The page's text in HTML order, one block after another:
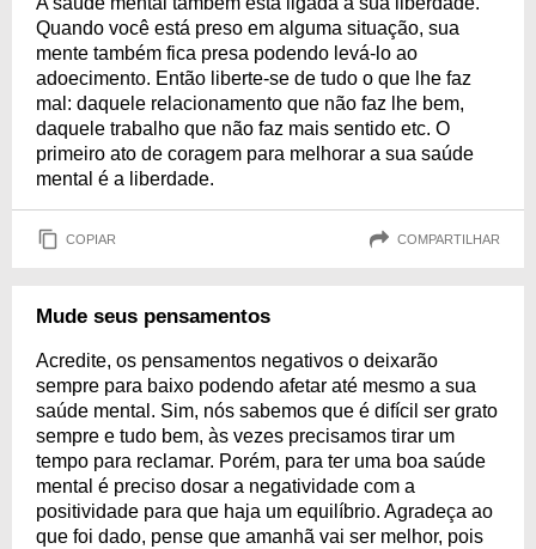
Quando você está preso em alguma situação, sua
mente também fica presa podendo levá-lo ao
adoecimento. Então liberte-se de tudo o que lhe faz
mal: daquele relacionamento que não faz lhe bem,
daquele trabalho que não faz mais sentido etc. O
primeiro ato de coragem para melhorar a sua saúde
mental é a liberdade.
COPIAR COMPARTILHAR
Mude seus pensamentos
Acredite, os pensamentos negativos o deixarão
sempre para baixo podendo afetar até mesmo a sua
saúde mental. Sim, nós sabemos que é difícil ser grato
sempre e tudo bem, às vezes precisamos tirar um
tempo para reclamar. Porém, para ter uma boa saúde
mental é preciso dosar a negatividade com a
positividade para que haja um equilíbrio. Agradeça ao
que foi dado, pense que amanhã vai ser melhor, pois